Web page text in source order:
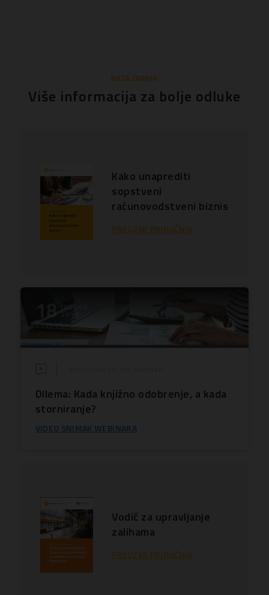
BAZA ZNANJA
Više informacija za bolje odluke
Kako unaprediti
sopstveni
računovodstveni biznis
PREUZMI PRIRUČNIK
18 JANUAR
Dilema: Kada knjižno odobrenje, a kada
storniranje?
VIDEO SNIMAK WEBINARA
Vodič za upravljanje
zalihama
PREUZMI PRIRUČNIK